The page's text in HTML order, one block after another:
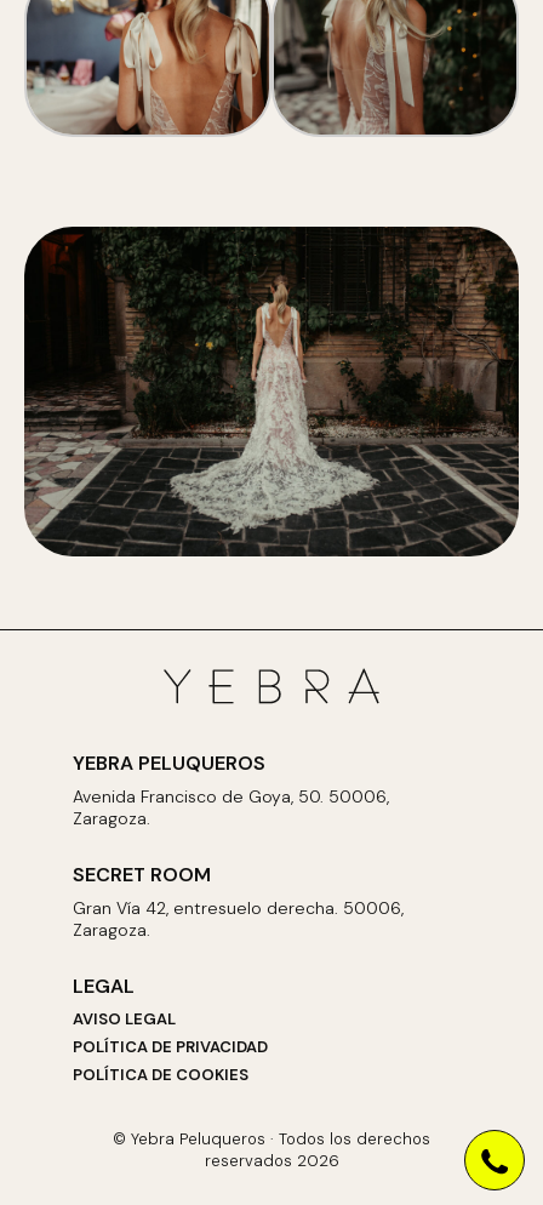
LEGAL
AVISO LEGAL
POLÍTICA DE PRIVACIDAD
POLÍTICA DE COOKIES
YEBRA PELUQUEROS
Avenida Francisco de Goya, 50. 50006,
Zaragoza.
SECRET ROOM
Gran Vía 42, entresuelo derecha. 50006,
Zaragoza.
© Yebra Peluqueros · Todos los derechos
reservados 2026